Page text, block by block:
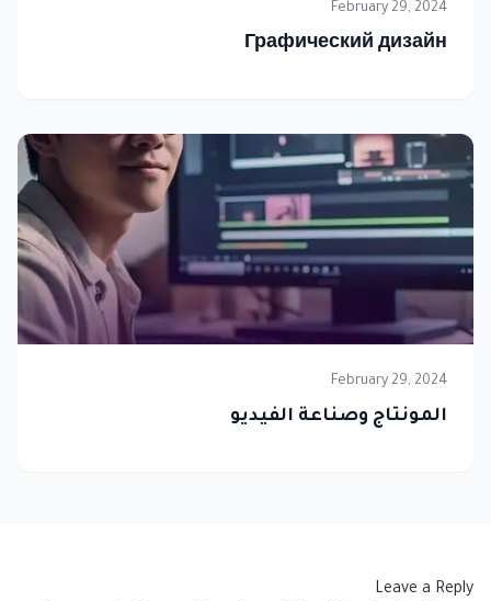
February 29, 2024
Графический дизайн
February 29, 2024
المونتاج وصناعة الفيديو
Leave a Reply